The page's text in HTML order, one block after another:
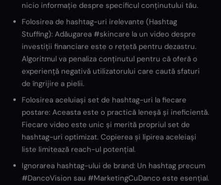
nicio informație despre specificul conținutului tău.
Folosirea de hashtag-uri irelevante (Hashtag
Stuffing): Adăugarea #skincare la un video despre
investiții financiare este o rețetă pentru dezastru.
Algoritmul va penaliza conținutul pentru că oferă o
experiență negativă utilizatorului care caută sfaturi
de îngrijire a pielii.
Folosirea aceluiași set de hashtag-uri la fiecare
postare: Aceasta este o practică leneșă și ineficientă.
Fiecare video este unic și merită propriul set de
hashtag-uri optimizat. Copierea și lipirea aceleiași
liste limitează reach-ul potențial.
Ignorarea hashtag-ului de brand: Un hashtag precum
#DancoVision sau #MarketingCuDanco este esențial.